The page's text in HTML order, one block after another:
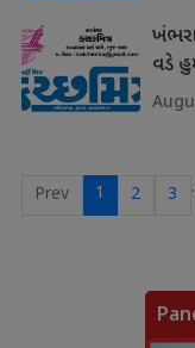
વડે
Prev 1 2 3